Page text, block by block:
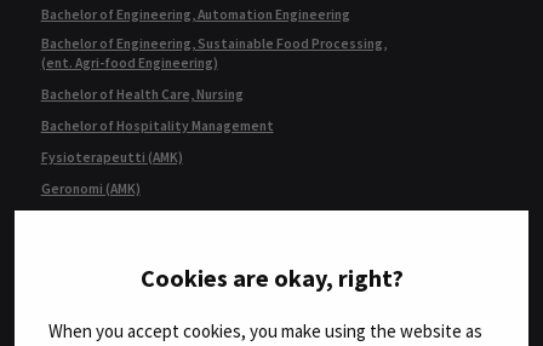
Cookies are okay, right?
When you accept cookies, you make using the website as
Bachelor of Engineering, Automation Engineering
Bachelor of Engineering, Sustainable Food Processing,
(ent. Agri-food Engineering)
Bachelor of Health Care, Nursing
Bachelor of Hospitality Management
Fysioterapeutti (AMK)
Geronomi (AMK)
Insinööri (AMK), Konetekniikka,
Insinööri (AMK), Rakennustekniikka